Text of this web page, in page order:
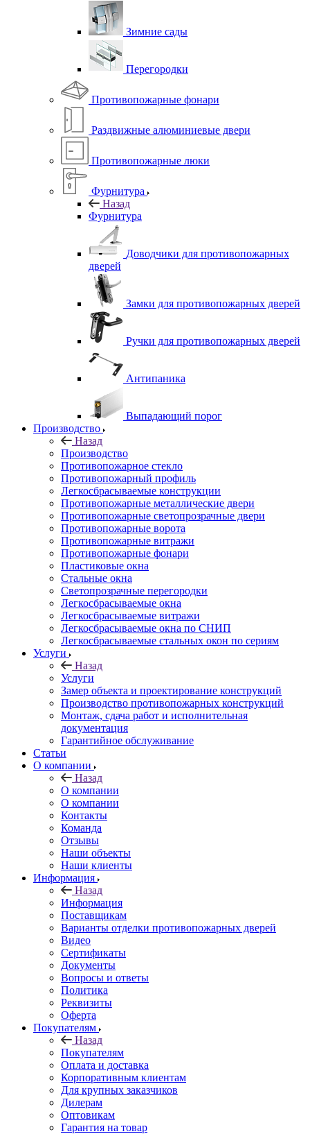
Зимние сады
Перегородки
Противопожарные фонари
Раздвижные алюминиевые двери
Противопожарные люки
Фурнитура
Назад
Фурнитура
Доводчики для противопожарных
дверей
Замки для противопожарных дверей
Ручки для противопожарных дверей
Антипаника
Выпадающий порог
Производство
Назад
Производство
Противопожарное стекло
Противопожарный профиль
Легкосбрасываемые конструкции
Противопожарные металлические двери
Противопожарные светопрозрачные двери
Противопожарные ворота
Противопожарные витражи
Противопожарные фонари
Пластиковые окна
Стальные окна
Светопрозрачные перегородки
Легкосбрасываемые окна
Легкосбрасываемые витражи
Легкосбрасываемые окна по СНИП
Легкосбрасываемые стальных окон по сериям
Услуги
Назад
Услуги
Замер объекта и проектирование конструкций
Производство противопожарных конструкций
Монтаж, сдача работ и исполнительная
документация
Гарантийное обслуживание
Статьи
О компании
Назад
О компании
О компании
Контакты
Команда
Отзывы
Наши объекты
Наши клиенты
Информация
Назад
Информация
Поставщикам
Варианты отделки противопожарных дверей
Видео
Сертификаты
Документы
Вопросы и ответы
Политика
Реквизиты
Оферта
Покупателям
Назад
Покупателям
Оплата и доставка
Корпоративным клиентам
Для крупных заказчиков
Дилерам
Оптовикам
Гарантия на товар